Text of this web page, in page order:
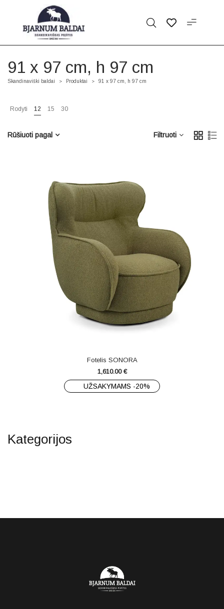
91 x 97 cm, h 97 cm
Skandinaviški baldai > Produktai > 91 x 97 cm, h 97 cm
Rodyti 12 15 30
Filtruoti
Rūšiuoti pagal
Fotelis SONORA
1,610.00 €
UŽSAKYMAMS -20%
Kategorijos